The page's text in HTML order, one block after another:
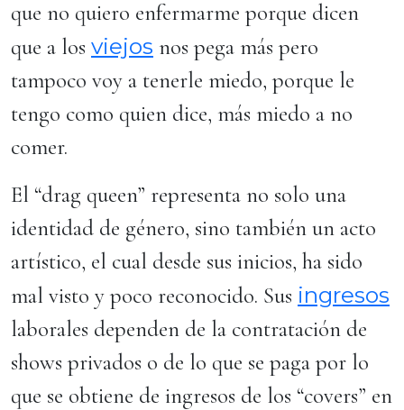
que no quiero enfermarme porque dicen
que a los viejos nos pega más pero
tampoco voy a tenerle miedo, porque le
tengo como quien dice, más miedo a no
comer.
El “drag queen” representa no solo una
identidad de género, sino también un acto
artístico, el cual desde sus inicios, ha sido
mal visto y poco reconocido. Sus ingresos
laborales dependen de la contratación de
shows privados o de lo que se paga por lo
que se obtiene de ingresos de los “covers” en